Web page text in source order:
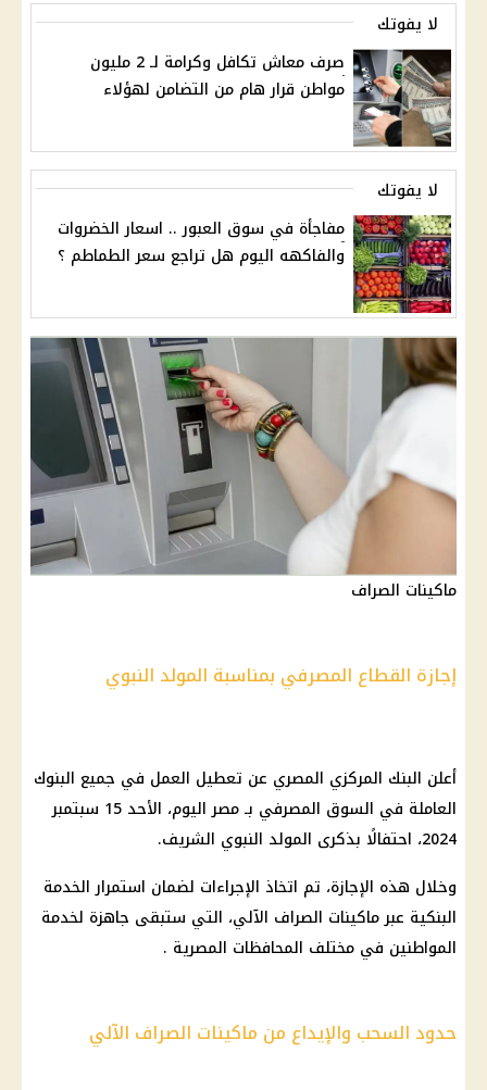
لا يفوتك
صرف معاش تكافل وكرامة لـ 2 مليون
مواطن قرار هام من التضامن لهؤلاء
لا يفوتك
مفاجأة في سوق العبور .. اسعار الخضروات
والفاكهه اليوم هل تراجع سعر الطماطم ؟
ماكينات الصراف
إجازة القطاع المصرفي بمناسبة المولد النبوي
أعلن البنك المركزي المصري عن تعطيل العمل في جميع البنوك
العاملة في السوق المصرفي بـ مصر اليوم، الأحد 15 سبتمبر
2024، احتفالًا بذكرى المولد النبوي الشريف.
وخلال هذه الإجازة، تم اتخاذ الإجراءات لضمان استمرار الخدمة
البنكية عبر ماكينات الصراف الآلي، التي ستبقى جاهزة لخدمة
المواطنين في مختلف المحافظات المصرية .
حدود السحب والإيداع من ماكينات الصراف الآلي